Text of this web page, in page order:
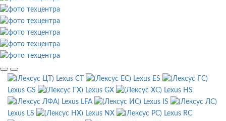
Lexus CT
Lexus ES
Lexus GS
Lexus GX
Lexus HS
Lexus LFA
Lexus IS
Lexus LS
Lexus NX
Lexus RC